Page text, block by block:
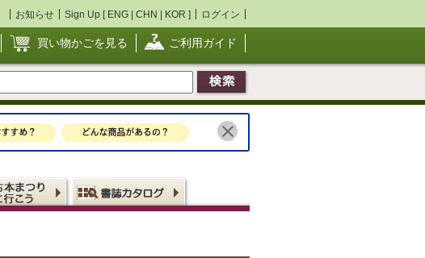
お知らせ Sign Up [ ENG | CHN | KOR ] ログイン
買い物かごを見る ご利用ガイド